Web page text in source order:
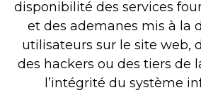
disponibilité des services
et des ademanes mis à la
utilisateurs sur le site web,
des hackers ou des tiers de
l’intégrité du système